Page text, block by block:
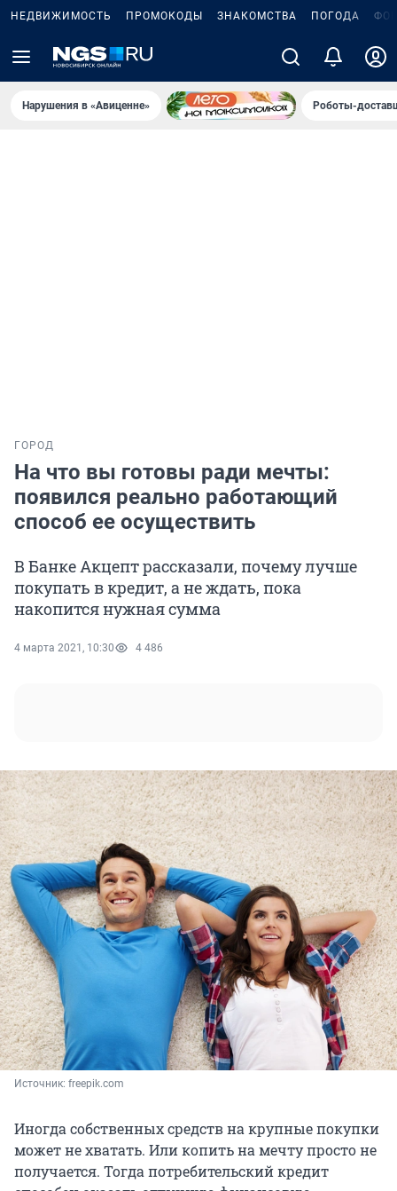
НЕДВИЖИМОСТЬ ПРОМОКОДЫ ЗНАКОМСТВА ПОГОДА
Нарушения в «Авиценне» Роботы-
ГОРОД
На что вы готовы ради мечты:
появился реально работающий
способ ее осуществить
В Банке Акцепт рассказали, почему лучше
покупать в кредит, а не ждать, пока
накопится нужная сумма
4 марта 2021, 10:30 4 486
Источник: freepik.com
Иногда собственных средств на крупные покупки
может не хватать. Или копить на мечту просто не
получается. Тогда потребительский кредит